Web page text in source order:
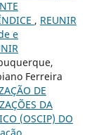
, REUNIR
e
Ferreira
DE
DA
(OSCIP) DO